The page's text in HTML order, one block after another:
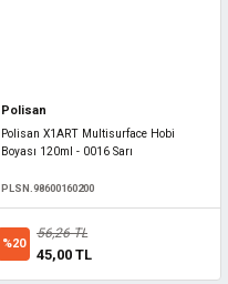
Polisan
Polisan X1ART Multisurface Hobi
Boyası 120ml - 0016 Sarı
PLSN.98600160200
%20
56,26 TL
45,00 TL